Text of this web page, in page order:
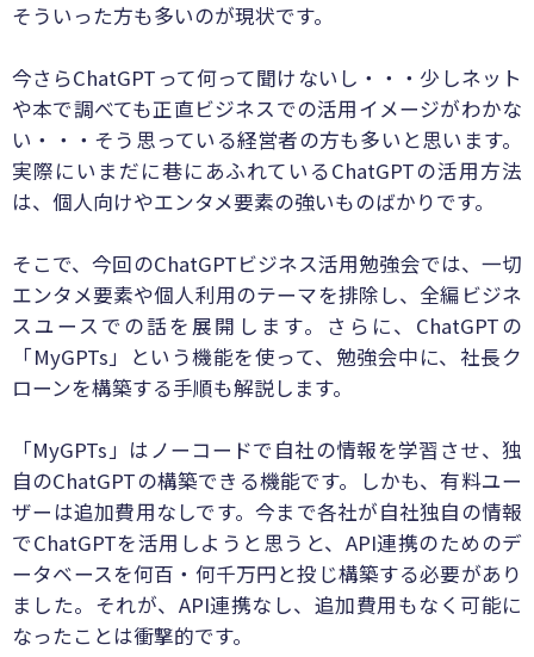
そういった方も多いのが現状です。
今さらChatGPTって何って聞けないし・・・少しネット
や本で調べても正直ビジネスでの活用イメージがわかな
い・・・そう思っている経営者の方も多いと思います。
実際にいまだに巷にあふれているChatGPTの活用方法
は、個人向けやエンタメ要素の強いものばかりです。
そこで、今回のChatGPTビジネス活用勉強会では、一切
エンタメ要素や個人利用のテーマを排除し、全編ビジネ
スユースでの話を展開します。さらに、ChatGPTの
「MyGPTs」という機能を使って、勉強会中に、社長ク
ローンを構築する手順も解説します。
「MyGPTs」はノーコードで自社の情報を学習させ、独
自のChatGPTの構築できる機能です。しかも、有料ユー
ザーは追加費用なしです。今まで各社が自社独自の情報
でChatGPTを活用しようと思うと、API連携のためのデ
ータベースを何百・何千万円と投じ構築する必要があり
ました。それが、API連携なし、追加費用もなく可能に
なったことは衝撃的です。